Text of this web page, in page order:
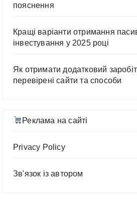
пояснення
Кращі варіанти отримання
інвестування у 2025 році
Як отримати додатковий
перевірені сайти та способи
Реклама на сайті
Privacy Policy
Зв'язок із автором